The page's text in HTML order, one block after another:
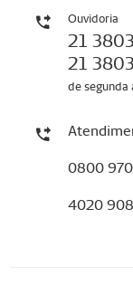
Ouvidoria
21
21
de segunda
0800
4020